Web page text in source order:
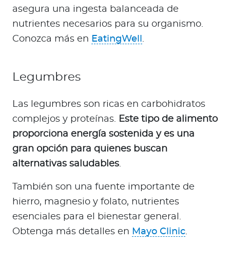
asegura una ingesta balanceada de
nutrientes necesarios para su organismo.
Conozca más en EatingWell .
Legumbres
Las legumbres son ricas en carbohidratos
complejos y proteínas. Este tipo de alimento
proporciona energía sostenida y es una
gran opción para quienes buscan
alternativas saludables.
También son una fuente importante de
hierro, magnesio y folato, nutrientes
esenciales para el bienestar general.
Obtenga más detalles en Mayo Clinic.